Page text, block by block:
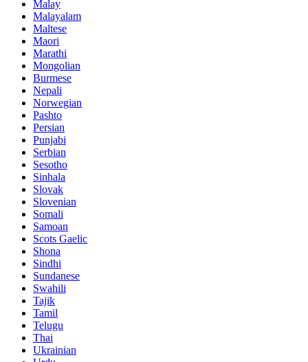
Malay
Malayalam
Maltese
Maori
Marathi
Mongolian
Burmese
Nepali
Norwegian
Pashto
Persian
Punjabi
Serbian
Sesotho
Sinhala
Slovak
Slovenian
Somali
Samoan
Scots Gaelic
Shona
Sindhi
Sundanese
Swahili
Tajik
Tamil
Telugu
Thai
Ukrainian